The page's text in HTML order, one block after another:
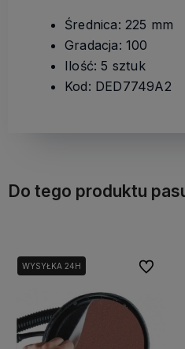
Średnica: 225 mm
Gradacja: 100
Ilość: 5 sztuk
Kod: DED7749A2
Do tego produktu
WYSYŁKA 24H Do